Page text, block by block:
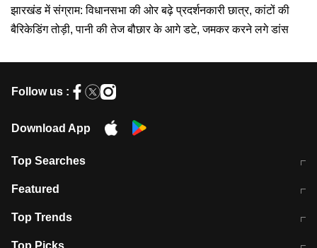
झारखंड में संग्राम: विधानसभा की ओर बढ़े प्रदर्शनकारी छात्र, कांटों की
बैरिकेडिंग तोड़ी, पानी की तेज बौछार के आगे डटे, जमकर करने लगे डांस
Follow us :
Download App
Top Searches
मुंबई में लगे 'जेन जी' के पोस्टर, लिखा- 'मैं
Featured
10 अगस्त को विधानसभा का घेराव करेंगे
Top Trends
RBI का नया नियम: अब बैंकों को अपनी सभी
Top Picks